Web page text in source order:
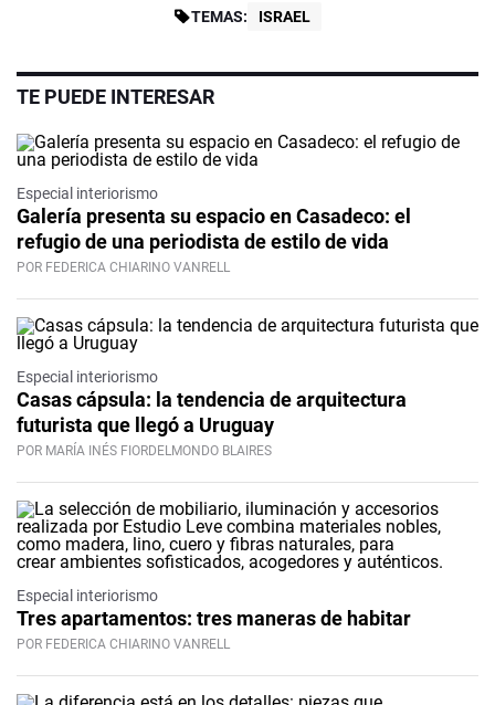
TEMAS: ISRAEL
TE PUEDE INTERESAR
Especial interiorismo
Galería presenta su espacio en Casadeco: el
refugio de una periodista de estilo de vida
POR FEDERICA CHIARINO VANRELL
Especial interiorismo
Casas cápsula: la tendencia de arquitectura
futurista que llegó a Uruguay
POR MARÍA INÉS FIORDELMONDO BLAIRES
Especial interiorismo
Tres apartamentos: tres maneras de habitar
POR FEDERICA CHIARINO VANRELL